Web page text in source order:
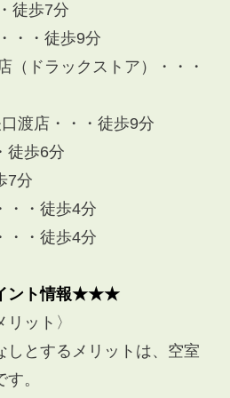
徒歩7分
・・徒歩9分
（ドラックストア）・・・
渡店・・・徒歩9分
徒歩6分
7分
・・徒歩4分
・・徒歩4分
ント情報★★★
ット〉
しとするメリットは、空室
。